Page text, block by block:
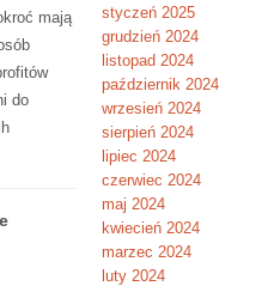
mają
do
styczeń 2025
grudzień 2024
listopad 2024
październik 2024
wrzesień 2024
sierpień 2024
lipiec 2024
czerwiec 2024
maj 2024
kwiecień 2024
marzec 2024
luty 2024